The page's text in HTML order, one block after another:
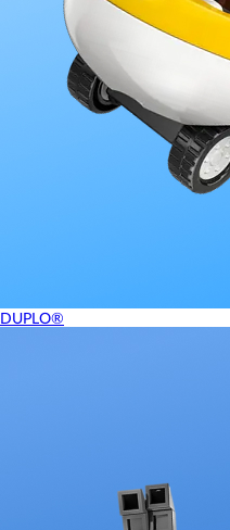
DUPLO®